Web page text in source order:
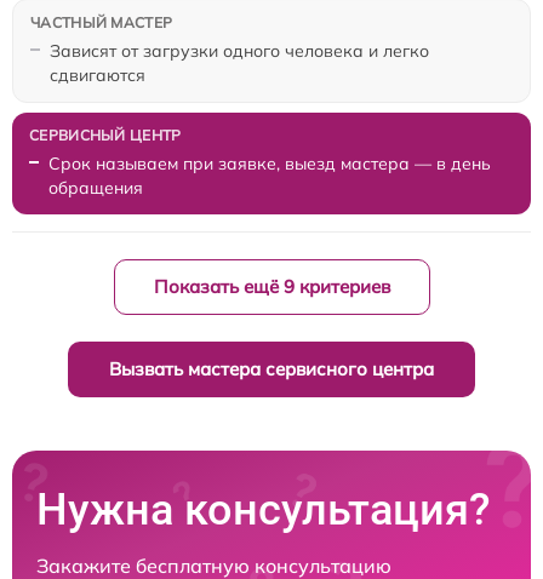
Зависят от загрузки одного человека и легко
сдвигаются
Срок называем при заявке, выезд мастера — в день
обращения
Показать ещё 9 критериев
Вызвать мастера сервисного центра
Нужна консультация?
Закажите бесплатную консультацию